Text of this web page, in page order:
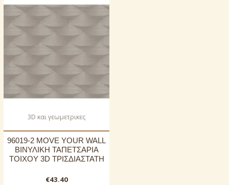
3D και γεωμετρικες
96019-2 MOVE YOUR WALL
ΒΙΝΥΛΙΚΗ ΤΑΠΕΤΣΑΡΙΑ
ΤΟΙΧΟΥ 3D ΤΡΙΣΔΙΑΣΤΑΤΗ
€43.40